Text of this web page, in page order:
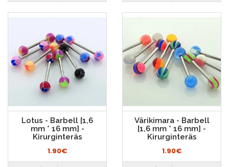
Lotus - Barbell [1,6
mm * 16 mm] -
Kirurginteräs
1.90€
Värikimara - Barbell
[1,6 mm * 16 mm] -
Kirurginteräs
1.90€